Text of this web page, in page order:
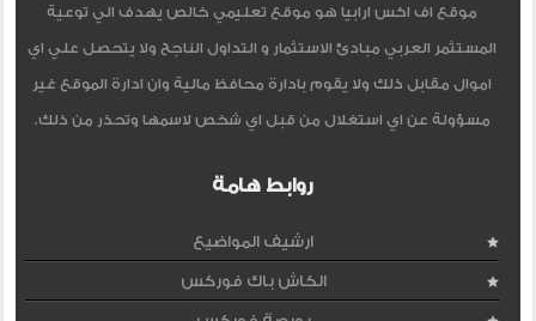
موقع اف اكس ارابيا هو موقع تعليمي خالص يهدف الي توعية
المستثمر العربي مبادئ الاستثمار و التداول الناجح ولا يتحصل علي اي
اموال مقابل ذلك ولا يقوم بادارة محافظ مالية وان ادارة الموقع غير
مسؤولة عن اي استغلال من قبل اي شخص لاسمها وتحذر من ذلك.
روابط هامة
ارشيف المواضيع
الكاش باك فوركس